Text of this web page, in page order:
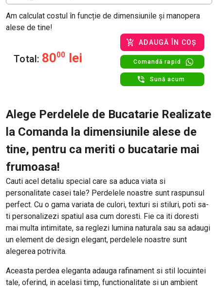
Am calculat costul în funcție de dimensiunile și manopera
alese de tine!
Total: 8000 lei
ADAUGĂ ÎN COȘ
Comandă rapid
Sună acum
Alege Perdelele de Bucatarie Realizate
la Comanda la dimensiunile alese de
tine, pentru ca meriti o bucatarie mai
frumoasa!
Cauti acel detaliu special care sa aduca viata si
personalitate casei tale? Perdelele noastre sunt raspunsul
perfect. Cu o gama variata de culori, texturi si stiluri, poti sa-
ti personalizezi spatiul asa cum doresti. Fie ca iti doresti
mai multa intimitate, sa reglezi lumina naturala sau sa adaugi
un element de design elegant, perdelele noastre sunt
alegerea potrivita.
Aceasta perdea eleganta adauga rafinament si stil locuintei
tale, oferind, in acelasi timp, functionalitate si un ambient